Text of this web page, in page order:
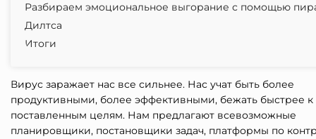
Разбираем эмоциональное выгорание с помощью
Дилтса
Итоги
Вирус заражает нас все сильнее. Нас учат быть более
продуктивными, более эффективными, бежать быстрее к
поставленным целям. Нам предлагают всевозможные
планировщики, постановщики задач, платформы по